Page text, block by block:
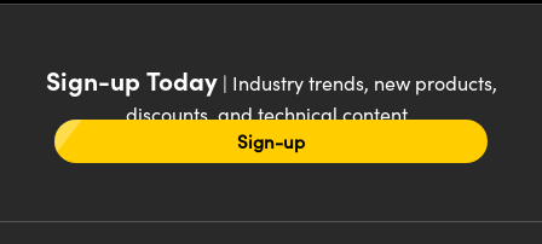
Sign-up Today| Industry trends, new products,
discounts, and technical content
Sign-up